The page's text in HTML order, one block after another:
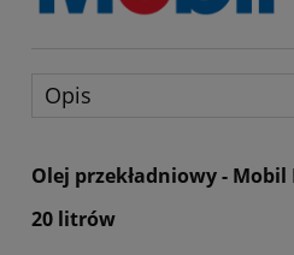
Opis
Olej przekładniowy - Mobil
20 litrów